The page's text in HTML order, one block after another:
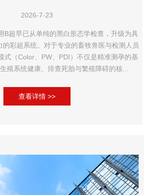
2026-7-23
B超早已从单纯的黑白形态学检查，升级为具
的彩超系统。对于专业的畜牧兽医与检测人员
式（Color、PW、PDI）不仅是精准测孕的基
殖系统健康、排查死胎与繁殖障碍的核...
查看详情 >>